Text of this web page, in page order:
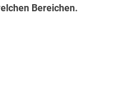
Bereichen.